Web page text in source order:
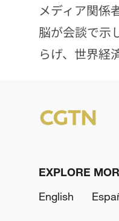
メディア関係
脳が会談で示
らげ、世界経
EXPLORE
English